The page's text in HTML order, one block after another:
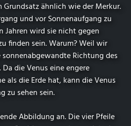
Grundsatz ähnlich wie der Merkur.
und vor Sonnenaufgang zu
Jahren wird sie nicht gegen
finden sein. Warum? Weil wir
Richtung des
die Venus eine engere
als die Erde hat, kann die Venus
zu sehen sein.
Abbildung an. Die vier Pfeile